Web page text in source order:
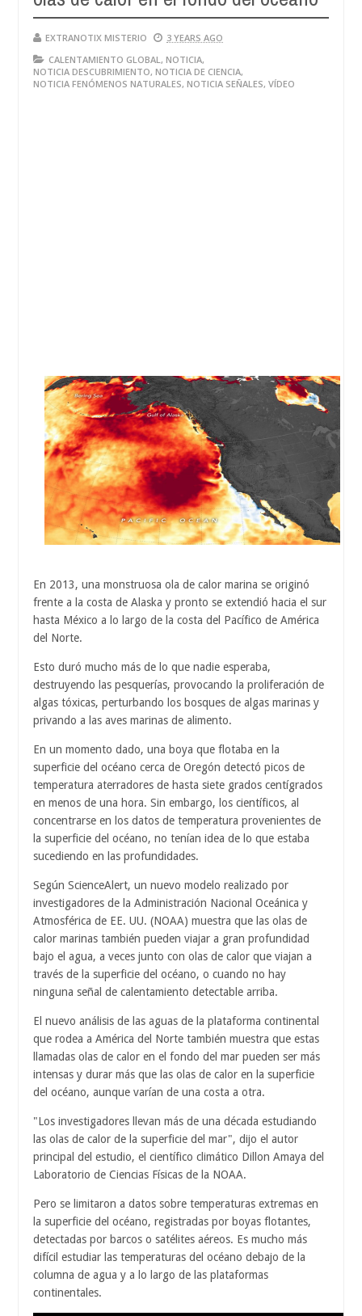
EXTRANOTIX MISTERIO
3 YEARS AGO
CALENTAMIENTO GLOBAL, NOTICIA,
NOTICIA DESCUBRIMIENTO, NOTICIA DE CIENCIA,
NOTICIA FENÓMENOS NATURALES, NOTICIA SEÑALES, VÍDEO
En 2013, una monstruosa ola de calor marina se originó
frente a la costa de Alaska y pronto se extendió hacia el sur
hasta México a lo largo de la costa del Pacífico de América
del Norte.
Esto duró mucho más de lo que nadie esperaba,
destruyendo las pesquerías, provocando la proliferación de
algas tóxicas, perturbando los bosques de algas marinas y
privando a las aves marinas de alimento.
En un momento dado, una boya que flotaba en la
superficie del océano cerca de Oregón detectó picos de
temperatura aterradores de hasta siete grados centígrados
en menos de una hora. Sin embargo, los científicos, al
concentrarse en los datos de temperatura provenientes de
la superficie del océano, no tenían idea de lo que estaba
sucediendo en las profundidades.
Según ScienceAlert, un nuevo modelo realizado por
investigadores de la Administración Nacional Oceánica y
Atmosférica de EE. UU. (NOAA) muestra que las olas de
calor marinas también pueden viajar a gran profundidad
bajo el agua, a veces junto con olas de calor que viajan a
través de la superficie del océano, o cuando no hay
ninguna señal de calentamiento detectable arriba.
El nuevo análisis de las aguas de la plataforma continental
que rodea a América del Norte también muestra que estas
llamadas olas de calor en el fondo del mar pueden ser más
intensas y durar más que las olas de calor en la superficie
del océano, aunque varían de una costa a otra.
"Los investigadores llevan más de una década estudiando
las olas de calor de la superficie del mar", dijo el autor
principal del estudio, el científico climático Dillon Amaya del
Laboratorio de Ciencias Físicas de la NOAA.
Pero se limitaron a datos sobre temperaturas extremas en
la superficie del océano, registradas por boyas flotantes,
detectadas por barcos o satélites aéreos. Es mucho más
difícil estudiar las temperaturas del océano debajo de la
columna de agua y a lo largo de las plataformas
continentales.